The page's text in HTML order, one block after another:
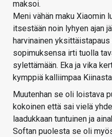
maksoi.
Meni vähän maku Xiaomin
itsestään noin lyhyen ajan
harvinainen
sopimuksensa irti tuolla
sylettämään. Eka ja vika
kymppiä kalliimpaa
Muutenhan se oli loistava
kokoinen että sai vielä
laadukkaan tuntuinen ja
Softan puolesta se oli